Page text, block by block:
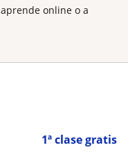
online o a
1ª clase gratis